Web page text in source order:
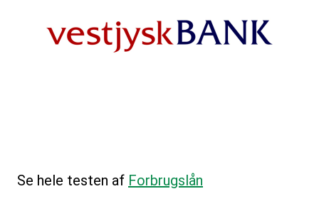
Se hele testen af Forbrugslån